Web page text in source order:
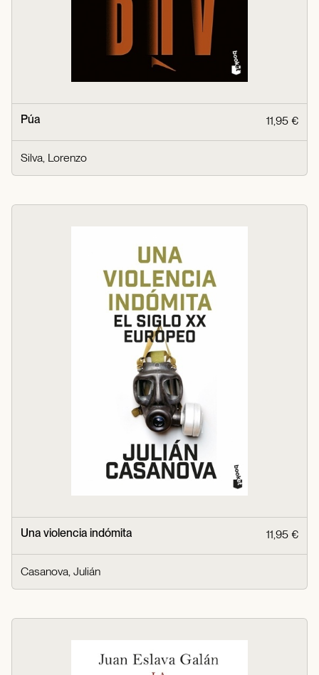
Púa 11,95 €
Silva, Lorenzo
Una violencia indómita 11,95 €
Casanova, Julián